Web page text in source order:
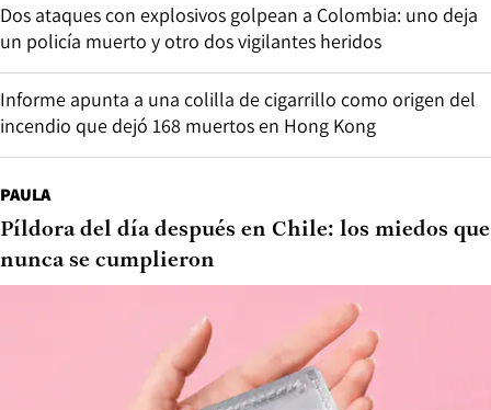
Dos ataques con explosivos golpean a Colombia: uno deja
un policía muerto y otro dos vigilantes heridos
Informe apunta a una colilla de cigarrillo como origen del
incendio que dejó 168 muertos en Hong Kong
PAULA
Píldora del día después en Chile: los miedos que
nunca se cumplieron